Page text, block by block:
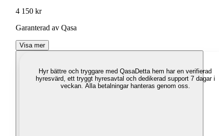
4 150 kr
Garanterad av Qasa
Visa mer
Hyr bättre och tryggare med QasaDetta hem har en verifierad
hyresvärd, ett tryggt hyresavtal och dedikerad support 7 dagar i
veckan. Alla betalningar hanteras genom oss.